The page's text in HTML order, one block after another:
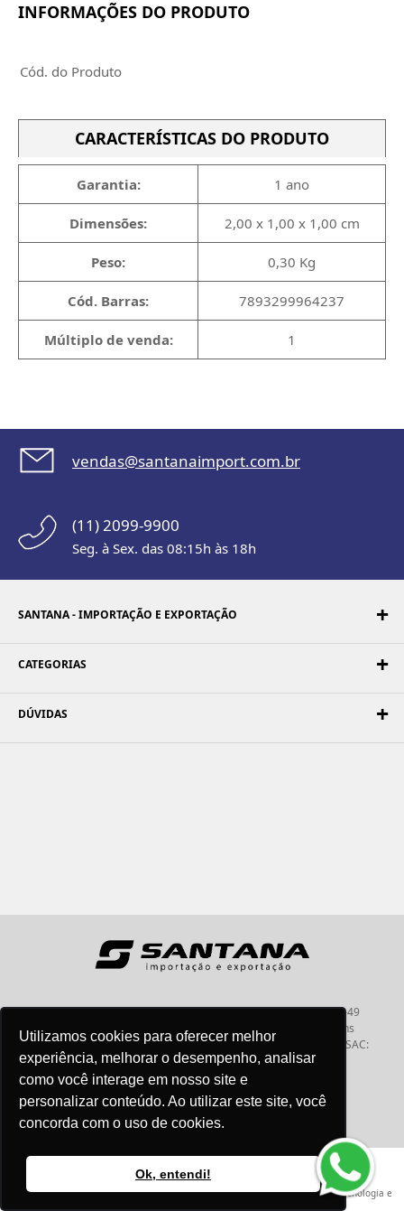
Utilizamos cookies para oferecer melhor
experiência, melhorar o desempenho, analisar
como você interage em nosso site e
personalizar conteúdo. Ao utilizar este site, você
concorda com o uso de cookies.
Ok, entendi!
INFORMAÇÕES DO PRODUTO
Cód. do Produto
CARACTERÍSTICAS DO PRODUTO
Garantia: 1 ano
Dimensões: 2,00 x 1,00 x 1,00 cm
Peso: 0,30 Kg
Cód. Barras: 7893299964237
Múltiplo de venda: 1
vendas@santanaimport.com.br
(11) 2099-9900
Seg. à Sex. das 08:15h às 18h
SANTANA - IMPORTAÇÃO E EXPORTAÇÃO
CATEGORIAS
DÚVIDAS
Santana - Importação e Exportação - CNPJ:57.464.653/0001-49
Atendimento por telefone: dias úteis, das 08:15hs às 18:00hs
Fone:(11) 2099-9900 - E-mail:vendas@santanaimport.com.br
SAC:
sac@santanaimport.com.br
Termos de uso
Criação e Desenvolvimento AgênciaNew Humans| PlataformaAdd Suite- Tecnologia e